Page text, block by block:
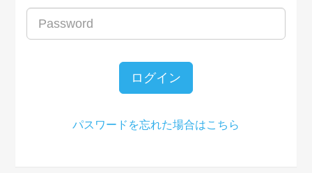
ログイン
パスワードを忘れた場合はこちら